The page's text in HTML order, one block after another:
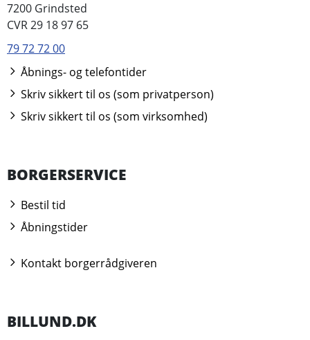
7200 Grindsted
CVR 29 18 97 65
79 72 72 00
Åbnings- og telefontider
Skriv sikkert til os (som privatperson)
Skriv sikkert til os (som virksomhed)
BORGERSERVICE
Bestil tid
Åbningstider
Kontakt borgerrådgiveren
BILLUND.DK